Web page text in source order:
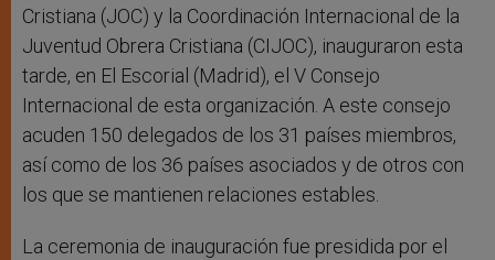
Cristiana (JOC) y la Coordinación Internacional de la
Juventud Obrera Cristiana (CIJOC), inauguraron esta
tarde, en El Escorial (Madrid), el V Consejo
Internacional de esta organización. A este consejo
acuden 150 delegados de los 31 países miembros,
así como de los 36 países asociados y de otros con
los que se mantienen relaciones estables.
La ceremonia de inauguración fue presidida por el